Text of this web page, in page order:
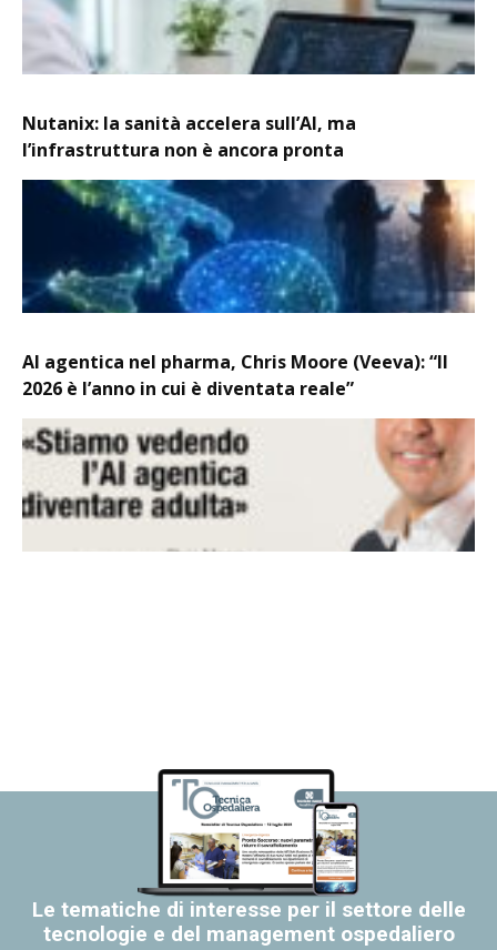
Nutanix: la sanità accelera sull’AI, ma
l’infrastruttura non è ancora pronta
AI agentica nel pharma, Chris Moore (Veeva): “Il
2026 è l’anno in cui è diventata reale”
Le tematiche di interesse per il settore delle
tecnologie e del management ospedaliero